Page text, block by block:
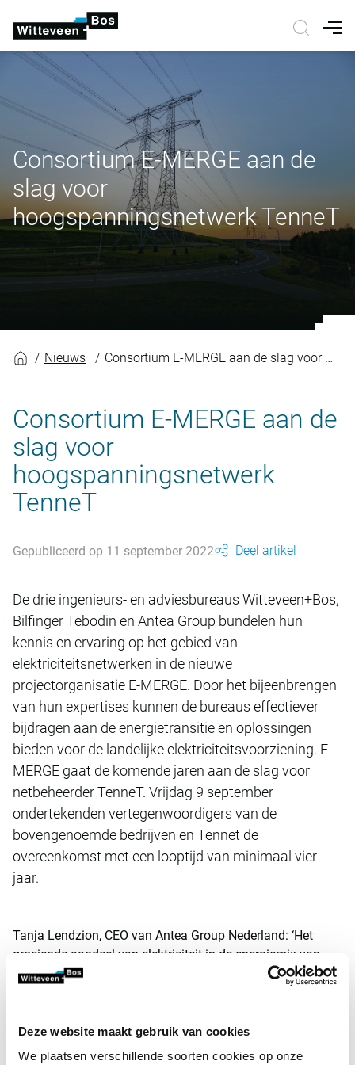
Deze website maakt gebruik van cookies
We plaatsen verschillende soorten cookies op onze
Consortium E-MERGE aan de
slag voor
hoogspanningsnetwerk TenneT
Nieuws Consortium E-MERGE aan de slag voor hoogspanningsnetwerk TenneT
Consortium E-MERGE aan de
slag voor
hoogspanningsnetwerk
TenneT
Gepubliceerd op 11 september 2022 Deel artikel
De drie ingenieurs- en adviesbureaus Witteveen+Bos,
Bilfinger Tebodin en Antea Group bundelen hun
kennis en ervaring op het gebied van
elektriciteitsnetwerken in de nieuwe
projectorganisatie E-MERGE. Door het bijeenbrengen
van hun expertises kunnen de bureaus effectiever
bijdragen aan de energietransitie en oplossingen
bieden voor de landelijke elektriciteitsvoorziening. E-
MERGE gaat de komende jaren aan de slag voor
netbeheerder TenneT. Vrijdag 9 september
ondertekenden vertegenwoordigers van de
bovengenoemde bedrijven en Tennet de
overeenkomst met een looptijd van minimaal vier
jaar.
Tanja Lendzion, CEO van Antea Group Nederland: ‘Het
groeiende aandeel van elektriciteit in de energiemix van
Nederlandse bedrijven en huishoudens zorgt voor
om herstructurering, uitbreiding en verzwaring van het
netwerk en hoogspanningsstations. Daar komen